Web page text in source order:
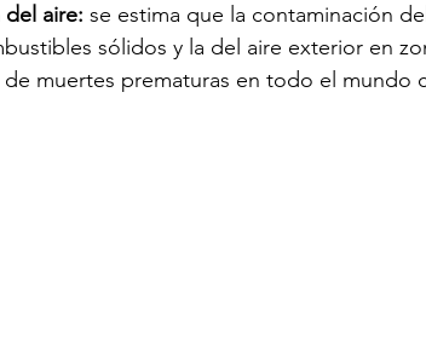
aire: se estima que la contaminación
sólidos y la del aire exterior en
muertes prematuras en todo el mundo